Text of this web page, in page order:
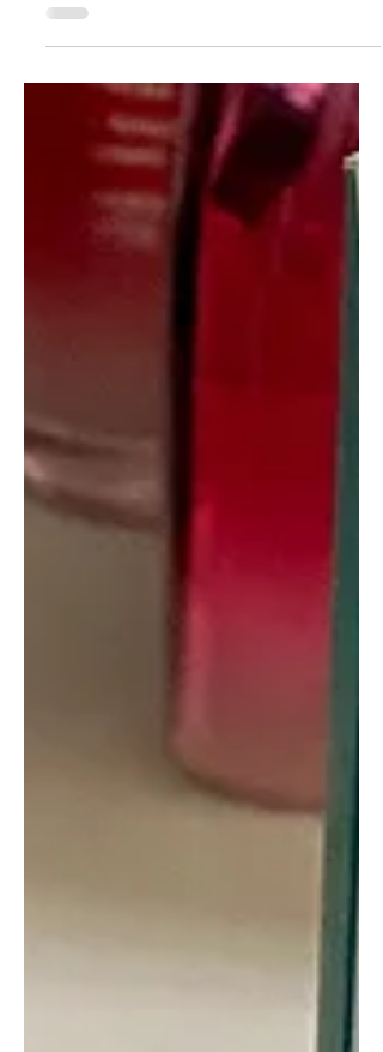
Innisfree que é a linha mais hidratante
que já usei. Estou...